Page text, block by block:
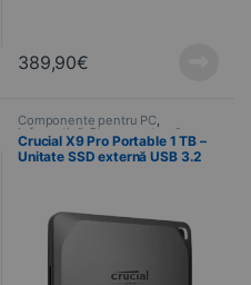
389,90€
Componente pentru PC,
Informatică ,Stocare externă
Crucial X9 Pro Portable 1 TB –
Unitate SSD externă USB 3.2